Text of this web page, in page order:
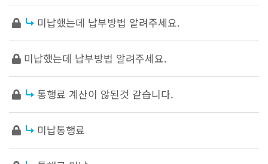
미납했는데 납부방법 알려주세요.
미납했는데 납부방법 알려주세요.
통행료 계산이 않된것 같습니다.
미납통행료